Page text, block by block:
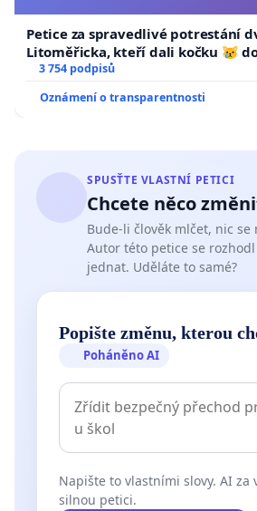
Petice za spravedlivé potrestání
Litoměřicka, kteří dali kočku 😿
a umírání zvířete natočili.
3 754 podpisů
Oznámení o transparentnosti
SPUSŤTE VLASTNÍ PETICI
Chcete něco
Bude-li člověk mlčet, nic se
Autor této petice se
jednat. Uděláte to samé?
Popište změnu, kterou
Poháněno AI
Napište to vlastními slovy. AI za
silnou petici.